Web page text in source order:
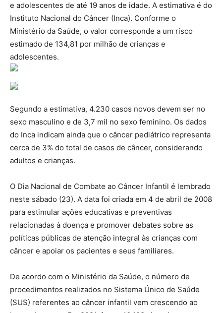
e adolescentes de até 19 anos de idade. A estimativa é do
Instituto Nacional do Câncer (Inca). Conforme o
Ministério da Saúde, o valor corresponde a um risco
estimado de 134,81 por milhão de crianças e
adolescentes.
Segundo a estimativa, 4.230 casos novos devem ser no
sexo masculino e de 3,7 mil no sexo feminino. Os dados
do Inca indicam ainda que o câncer pediátrico representa
cerca de 3% do total de casos de câncer, considerando
adultos e crianças.
O Dia Nacional de Combate ao Câncer Infantil é lembrado
neste sábado (23). A data foi criada em 4 de abril de 2008
para estimular ações educativas e preventivas
relacionadas à doença e promover debates sobre as
políticas públicas de atenção integral às crianças com
câncer e apoiar os pacientes e seus familiares.
De acordo com o Ministério da Saúde, o número de
procedimentos realizados no Sistema Único de Saúde
(SUS) referentes ao câncer infantil vem crescendo ao